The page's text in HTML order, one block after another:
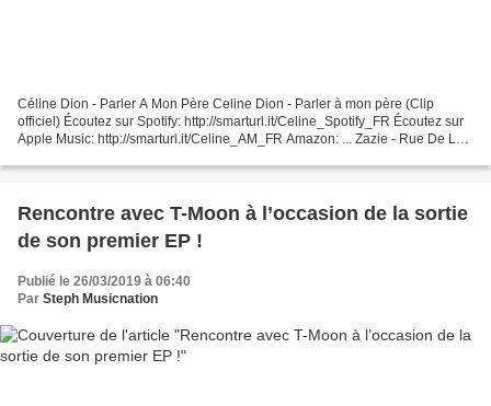
Céline Dion - Parler A Mon Père Celine Dion - Parler à mon père (Clip
officiel) Écoutez sur Spotify: http://smarturl.it/Celine_Spotify_FR Écoutez sur
Apple Music: http://smarturl.it/Celine_AM_FR Amazon: ... Zazie - Rue De La
Rencontre avec T-Moon à l’occasion de la sortie
de son premier EP !
Publié le 26/03/2019 à 06:40
Par Steph Musicnation